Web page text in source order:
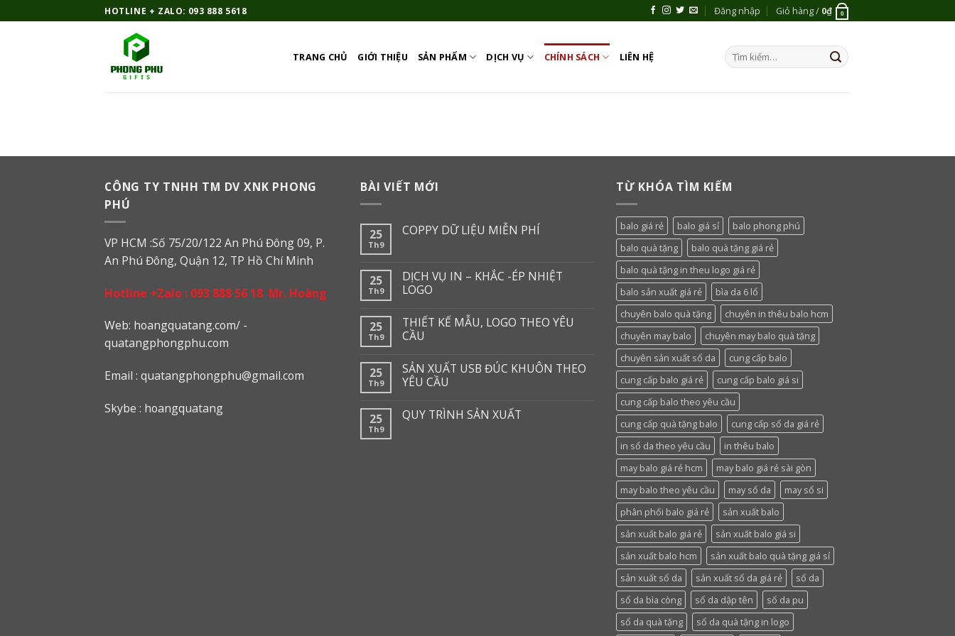
qua
HOTLINE + ZALO: 093 888 5618 Đăng nhập Giỏ hàng / 0₫ 0
TRANG CHỦ GIỚI THIỆU SẢN PHẨM DỊCH VỤ CHÍNH SÁCH LIÊN HỆ
Tìm
kiếm:
CÔNG TY TNHH TM DV XNK PHONG
PHÚ
VP HCM :Số 75/20/122 An Phú Đông 09, P.
An Phú Đông, Quận 12, TP Hồ Chí Minh
Hotline +Zalo : 093 888 56 18 Mr. Hoàng
Web: hoangquatang.com/ -
quatangphongphu.com
Email : quatangphongphu@gmail.com
Skybe : hoangquatang
BÀI VIẾT MỚI
25
Th9
COPPY DỮ LIỆU MIỄN PHÍ
25
Th9
DỊCH VỤ IN – KHẮC -ÉP NHIỆT
LOGO
25
Th9
THIẾT KẾ MẪU, LOGO THEO YÊU
CẦU
25
Th9
SẢN XUẤT USB ĐÚC KHUÔN THEO
YÊU CẦU
25
Th9
QUY TRÌNH SẢN XUẤT
TỪ KHÓA TÌM KIẾM
balo giá rẻ balo giá sỉ
balo phong phú
balo quà tặng
balo quà tặng giá rẻ
balo quà tặng in theu logo giá rẻ
balo sản xuất giá rẻ
bìa da 6 lổ
chuyên balo quà tặng
chuyên in thêu balo hcm
chuyên may balo
chuyên may balo quà tặng
chuyên sản xuất sổ da
cung cấp balo
cung cấp balo giá rẻ
cung cấp balo giá si
cung cấp balo theo yêu cầu
cung cấp quà tặng balo
cung cấp sổ da giá rẻ
in sổ da theo yêu cầu
in thêu balo
may balo giá rẻ hcm
may balo giá rẻ sài gòn
may balo theo yêu cầu
may sổ da
may sổ si
phân phối balo giá rẻ
sản xuất balo
sản xuất balo giá rẻ
sản xuất balo giá si
sản xuất balo hcm
sản xuất balo quà tặng giá sỉ
sản xuất sổ da
sản xuất sổ da giá rẻ
sổ da
sổ da bìa còng
sổ da dập tên
sổ da pu
sổ da quà tặng
sổ da quà tặng in logo